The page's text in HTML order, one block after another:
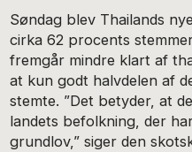
Søndag blev Thailands
cirka 62 procents
fremgår mindre klart af
at kun godt halvdelen af
stemte. ”Det betyder, at
landets befolkning, der
grundlov,” siger den